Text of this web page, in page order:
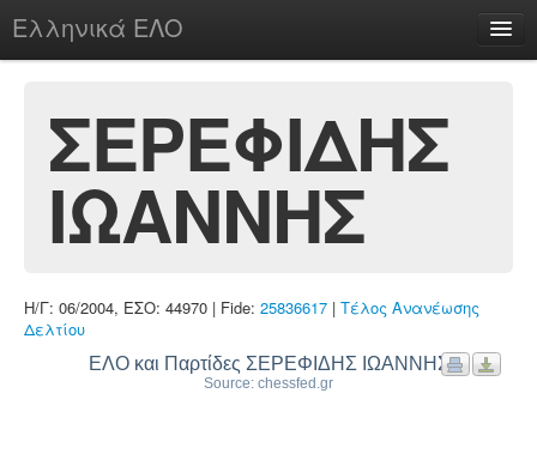
Ελληνικά ΕΛΟ
chesstu.be @ discord
Login
ΣΕΡΕΦΙΔΗΣ
ΙΩΑΝΝΗΣ
Η/Γ: 06/2004, ΕΣΟ: 44970 | Fide: 25836617 | Τέλος Ανανέωσης
Δελτίου
ΕΛΟ και Παρτίδες ΣΕΡΕΦΙΔΗΣ ΙΩΑΝΝΗΣ
Source: chessfed.gr